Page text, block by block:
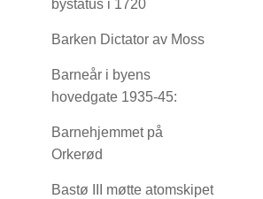
bystatus i 1720
Barken Dictator av Moss
Barneår i byens
hovedgate 1935-45:
Barnehjemmet på
Orkerød
Bastø III møtte atomskipet